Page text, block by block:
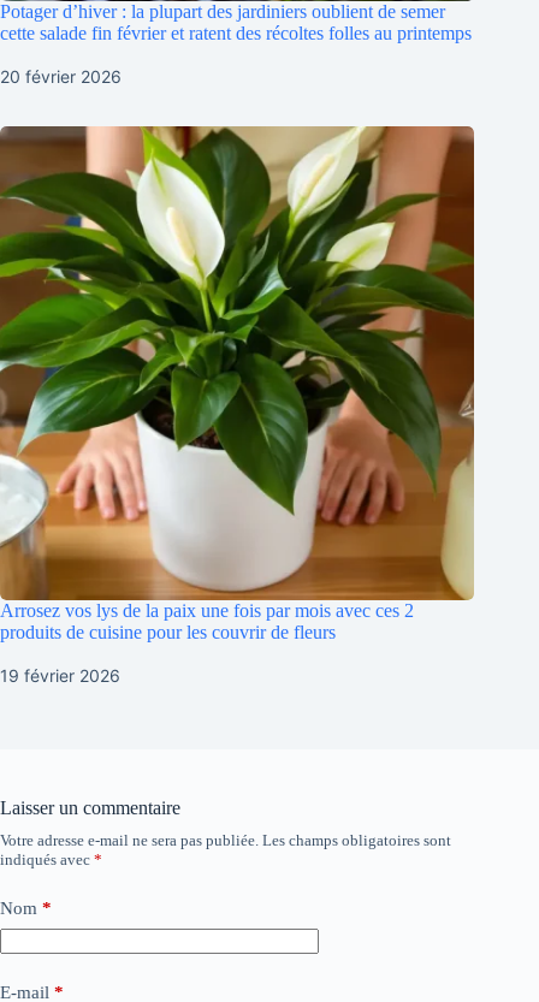
Potager d’hiver : la plupart des jardiniers oublient de semer
cette salade fin février et ratent des récoltes folles au printemps
20 février 2026
Arrosez vos lys de la paix une fois par mois avec ces 2
produits de cuisine pour les couvrir de fleurs
19 février 2026
Laisser un commentaire
Votre adresse e-mail ne sera pas publiée. Les champs obligatoires sont
indiqués avec *
Nom *
E-mail *